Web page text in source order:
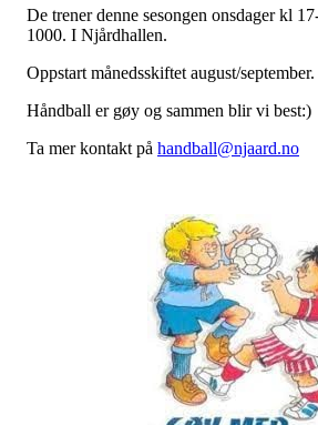
De trener denne sesongen onsdager kl
1000. I Njårdhallen.
Oppstart månedsskiftet august/september.
Håndball er gøy og sammen blir vi best:)
Ta mer kontakt på handball@njaard.no